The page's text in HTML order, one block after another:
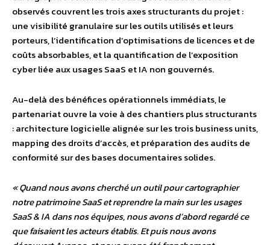
observés couvrent les trois axes structurants du projet :
une visibilité granulaire sur les outils utilisés et leurs
porteurs, l’identification d’optimisations de licences et de
coûts absorbables, et la quantification de l’exposition
cyber liée aux usages SaaS et IA non gouvernés.
Au-delà des bénéfices opérationnels immédiats, le
partenariat ouvre la voie à des chantiers plus structurants
: architecture logicielle alignée sur les trois business units,
mapping des droits d’accès, et préparation des audits de
conformité sur des bases documentaires solides.
« Quand nous avons cherché un outil pour cartographier
notre patrimoine SaaS et reprendre la main sur les usages
SaaS & IA dans nos équipes, nous avons d’abord regardé ce
que faisaient les acteurs établis. Et puis nous avons